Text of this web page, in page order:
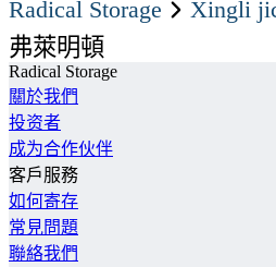
Radical Storage
xingli
弗萊明頓
Radical Storage
關於我們
投资者
成为合作伙伴
客戶服務
如何寄存
常見問題
聯絡我們